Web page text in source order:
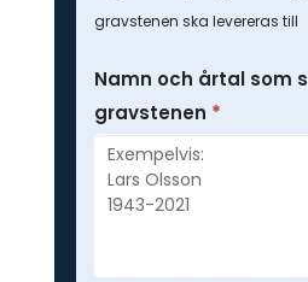
gravstenen ska levereras till
Namn och årtal som
gravstenen *